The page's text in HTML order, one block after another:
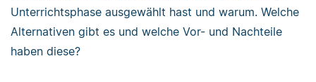
Unterrichtsphase ausgewählt hast und warum. Welche
Alternativen gibt es und welche Vor- und Nachteile
haben diese?